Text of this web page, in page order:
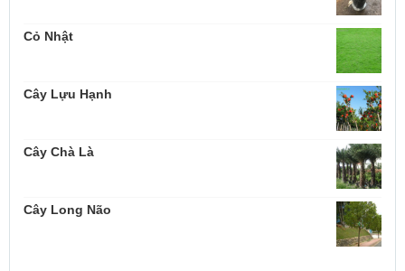
Cỏ Nhật
Cây Lựu Hạnh
Cây Chà Là
Cây Long Não